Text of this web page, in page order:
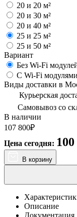
20 и 20 м²
20 и 30 м²
20 и 40 м²
25 и 25 м²
25 и 50 м²
Вариант
Без Wi-Fi
С Wi-Fi модулями
Виды доставки в
Курьерская
Самовывоз со
В наличии
107 800₽
Цена сегодня:
В корзину
Описание
Документация